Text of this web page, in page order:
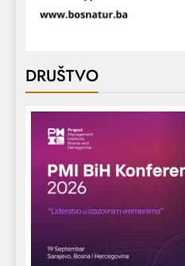
DRUŠTVO